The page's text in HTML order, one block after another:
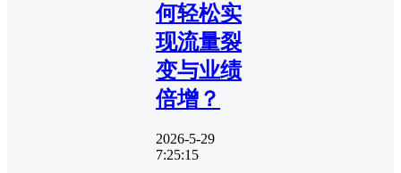
何轻松实
现流量裂
变与业绩
倍增？
2026-5-29
7:25:15